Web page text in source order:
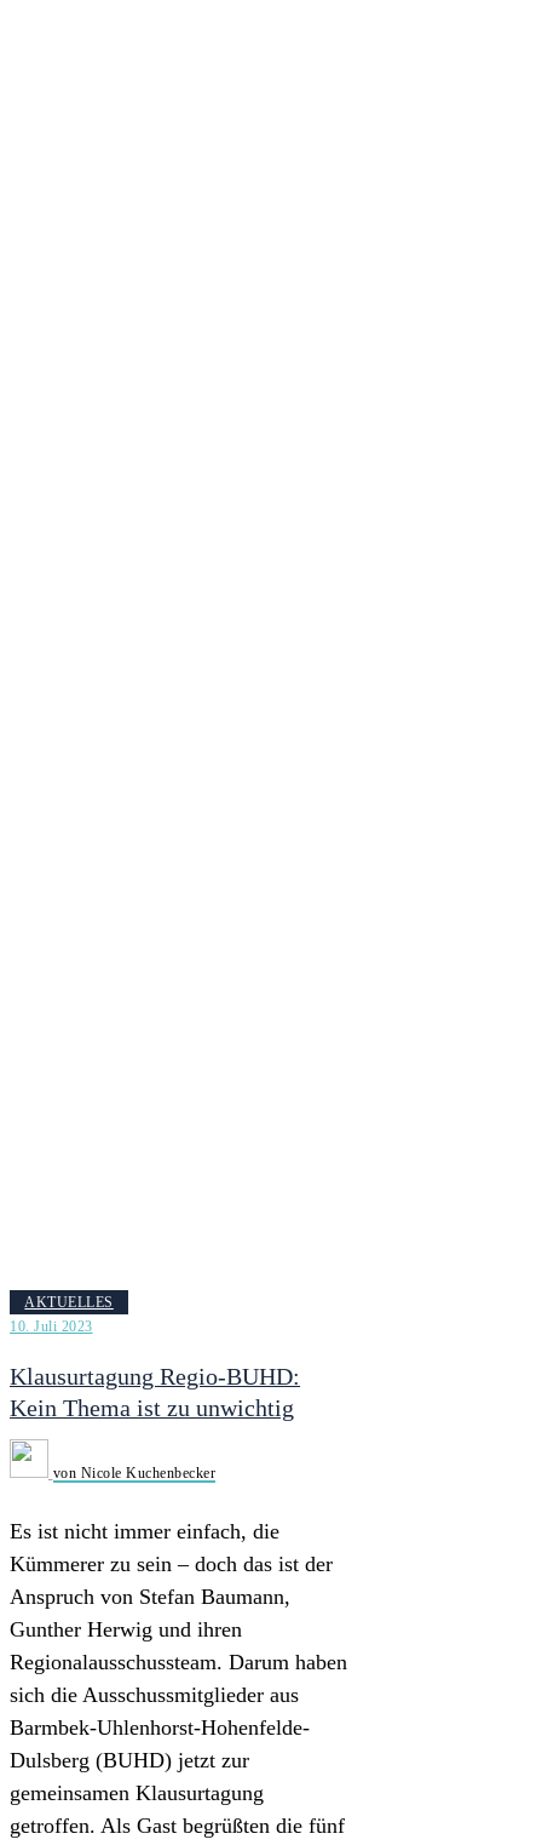
AKTUELLES
10. Juli 2023
Klausurtagung Regio-BUHD:
Kein Thema ist zu unwichtig
von Nicole Kuchenbecker
Es ist nicht immer einfach, die
Kümmerer zu sein – doch das ist der
Anspruch von Stefan Baumann,
Gunther Herwig und ihren
Regionalausschussteam. Darum haben
sich die Ausschussmitglieder aus
Barmbek-Uhlenhorst-Hohenfelde-
Dulsberg (BUHD) jetzt zur
gemeinsamen Klausurtagung
getroffen. Als Gast begrüßten die fünf